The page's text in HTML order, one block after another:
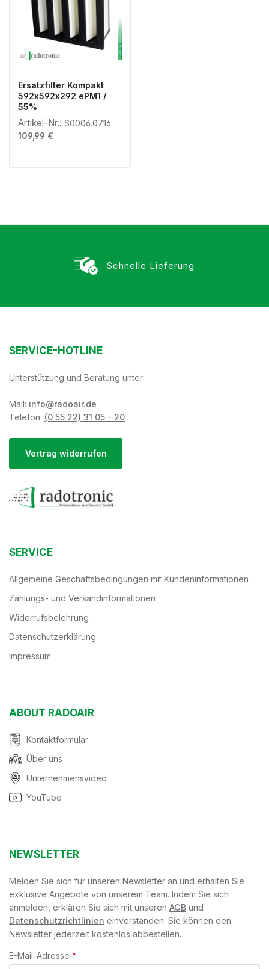
Ersatzfilter Kompakt
592x592x292 ePM1 /
55%
Artikel-Nr.: S0006.0716
Regulärer Preis:
109,99 €
Schnelle Lieferung
SERVICE-HOTLINE
Unterstützung und Beratung unter:
Mail: info@radoair.de
Telefon: (0 55 22) 31 05 - 20
Vertrag widerrufen
SERVICE
Allgemeine Geschäftsbedingungen mit Kundeninformationen
Zahlungs- und Versandinformationen
Widerrufsbelehrung
Datenschutzerklärung
Impressum
ABOUT RADOAIR
Kontaktformular
Über uns
Unternehmensvideo
YouTube
NEWSLETTER
Melden Sie sich für unseren Newsletter an und erhalten Sie
exklusive Angebote von unserem Team. Indem Sie sich
anmelden, erklären Sie sich mit unseren AGB und
Datenschutzrichtlinien einverstanden. Sie können den
Newsletter jederzeit kostenlos abbestellen.
E-Mail-Adresse *